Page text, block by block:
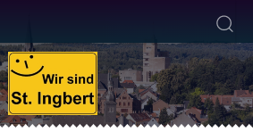
Weniger als eineMin. Lesezeit